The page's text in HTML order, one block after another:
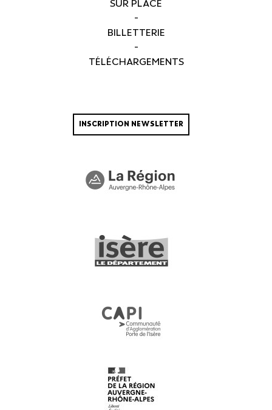
SUR PLACE
-
BILLETTERIE
-
TÉLÉCHARGEMENTS
INSCRIPTION NEWSLETTER